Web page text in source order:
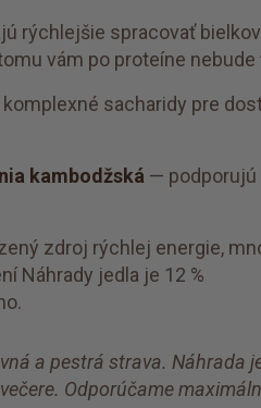
rýchlejšie spracovať
vám po proteíne nebude
sacharidy pre
kambodžská —
zdroj rýchlej energie,
Náhrady jedla je 12 %
a pestrá strava. Náhrada
Odporúčame